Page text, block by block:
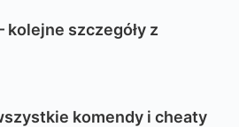
kolejne szczegóły z
komendy i cheaty